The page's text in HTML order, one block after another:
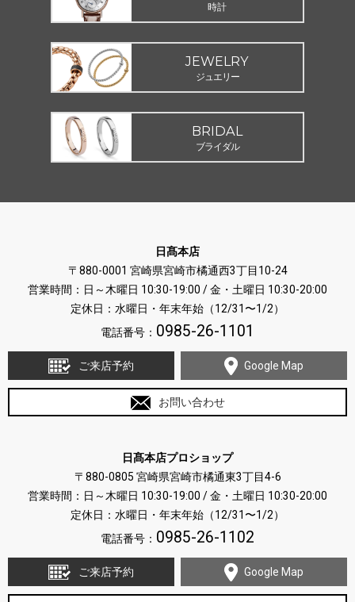
時計
JEWELRY
ジュエリー
BRIDAL
ブライダル
日髙本店
〒880-0001 宮崎県宮崎市橘通西3丁目10-24
営業時間：日～木曜日 10:30-19:00 / 金・土曜日 10:30-20:00
定休日：水曜日・年末年始（12/31〜1/2）
電話番号： 0985-26-1101
ご来店予約 Google Map
お問い合わせ
日髙本店プロショップ
〒880-0805 宮崎県宮崎市橘通東3丁目4-6
営業時間：日～木曜日 10:30-19:00 / 金・土曜日 10:30-20:00
定休日：水曜日・年末年始（12/31〜1/2）
電話番号： 0985-26-1102
ご来店予約 Google Map